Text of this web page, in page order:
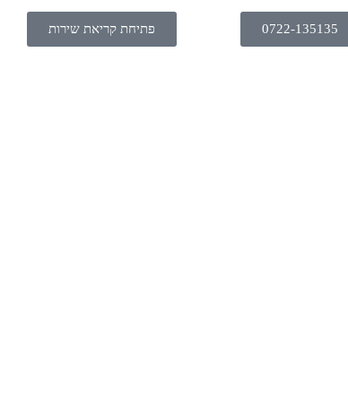
0722-135135 פתיחת קריאת שירות